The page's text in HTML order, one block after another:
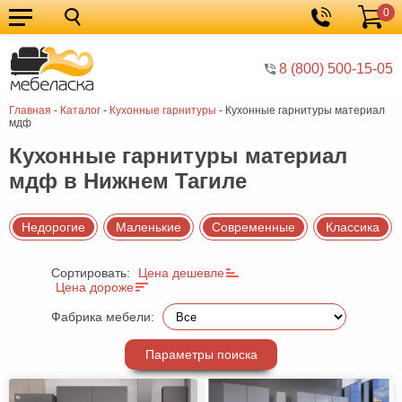
8 (800) 500-15-05
Корзина
0
Главная - Каталог - Кухонные гарнитуры - Кухонные гарнитуры материал
мдф
Кухонные
гарнитуры
Мебель
для
кухни
Мебель
для
спальни
Кровати
Шкафы
Диваны
Мягкая
мебель
Детская
мебель
Мебель
Кухонные гарнитуры материал
мдф в Нижнем Тагиле
Недорогие Маленькие Современные Классика
Сортировать:
Цена дешевле
Цена дороже
Фабрика мебели:
Параметры поиска